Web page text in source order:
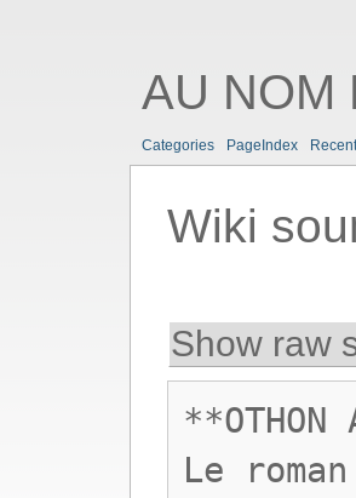
AU NOM
Categories PageIndex
Wiki
Show raw
Le